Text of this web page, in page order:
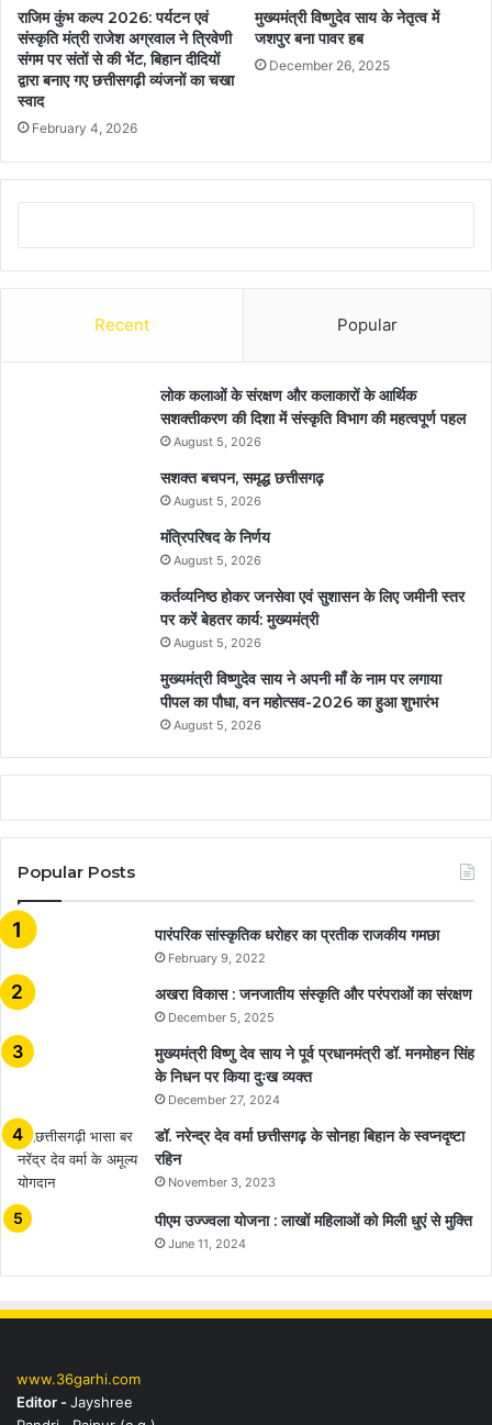
राजिम कुंभ कल्प 2026: पर्यटन एवं
संस्कृति मंत्री राजेश अग्रवाल ने त्रिवेणी
संगम पर संतों से की भेंट, बिहान दीदियों
द्वारा बनाए गए छत्तीसगढ़ी व्यंजनों का चखा
स्वाद
February 4, 2026
मुख्यमंत्री विष्णुदेव साय के नेतृत्व में
जशपुर बना पावर हब
December 26, 2025
Recent Popular
लोक कलाओं के संरक्षण और कलाकारों के आर्थिक
सशक्तीकरण की दिशा में संस्कृति विभाग की महत्वपूर्ण पहल
August 5, 2026
सशक्त बचपन, समृद्ध छत्तीसगढ़
August 5, 2026
मंत्रिपरिषद के निर्णय
August 5, 2026
कर्तव्यनिष्ठ होकर जनसेवा एवं सुशासन के लिए जमीनी स्तर
पर करें बेहतर कार्य: मुख्यमंत्री
August 5, 2026
मुख्यमंत्री विष्णुदेव साय ने अपनी माँ के नाम पर लगाया
पीपल का पौधा, वन महोत्सव-2026 का हुआ शुभारंभ
August 5, 2026
Popular Posts
​​​​​​​पारंपरिक सांस्कृतिक धरोहर का प्रतीक राजकीय गमछा
February 9, 2022
अखरा विकास : जनजातीय संस्कृति और परंपराओं का संरक्षण
December 5, 2025
मुख्यमंत्री विष्णु देव साय ने पूर्व प्रधानमंत्री डॉ. मनमोहन सिंह
के निधन पर किया दुःख व्यक्त
December 27, 2024
डॉ. नरेन्द्र देव वर्मा छत्तीसगढ़ के सोनहा बिहान के स्वप्नदृष्टा
रहिन
November 3, 2023
पीएम उज्ज्वला योजना : लाखों महिलाओं को मिली धुएं से मुक्ति
June 11, 2024
www.36garhi.com
Editor -Jayshree